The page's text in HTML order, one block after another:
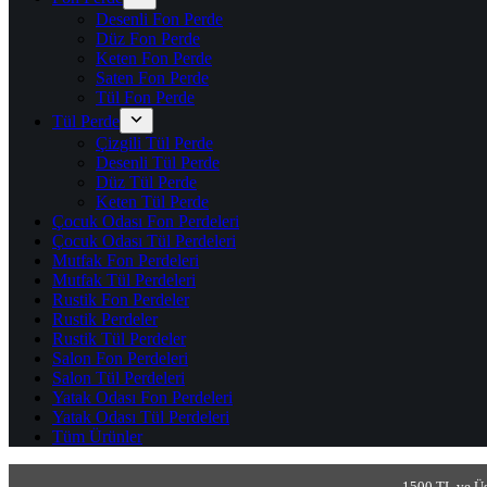
Desenli Fon Perde
Düz Fon Perde
Keten Fon Perde
Saten Fon Perde
Tül Fon Perde
Tül Perde
Çizgili Tül Perde
Desenli Tül Perde
Düz Tül Perde
Keten Tül Perde
Çocuk Odası Fon Perdeleri
Çocuk Odası Tül Perdeleri
Mutfak Fon Perdeleri
Mutfak Tül Perdeleri
Rustik Fon Perdeler
Rustik Perdeler
Rustik Tül Perdeler
Salon Fon Perdeleri
Salon Tül Perdeleri
Yatak Odası Fon Perdeleri
Yatak Odası Tül Perdeleri
Tüm Ürünler